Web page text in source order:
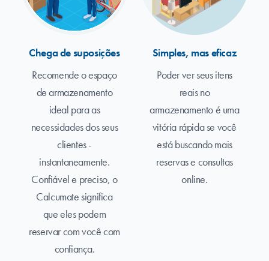
Chega de suposições
Recomende o espaço
de armazenamento
ideal para as
necessidades dos seus
clientes -
instantaneamente.
Confiável e preciso, o
Calcumate significa
que eles podem
reservar com você com
confiança.
Simples, mas eficaz
Poder ver seus itens
reais no
armazenamento é uma
vitória rápida se você
está buscando mais
reservas e consultas
online.